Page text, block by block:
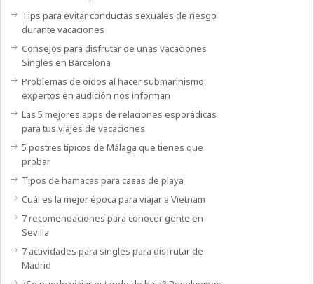
Tips para evitar conductas sexuales de riesgo
durante vacaciones
Consejos para disfrutar de unas vacaciones
Singles en Barcelona
Problemas de oídos al hacer submarinismo,
expertos en audición nos informan
Las 5 mejores apps de relaciones esporádicas
para tus viajes de vacaciones
5 postres típicos de Málaga que tienes que
probar
Tipos de hamacas para casas de playa
Cuál es la mejor época para viajar a Vietnam
7 recomendaciones para conocer gente en
Sevilla
7 actividades para singles para disfrutar de
Madrid